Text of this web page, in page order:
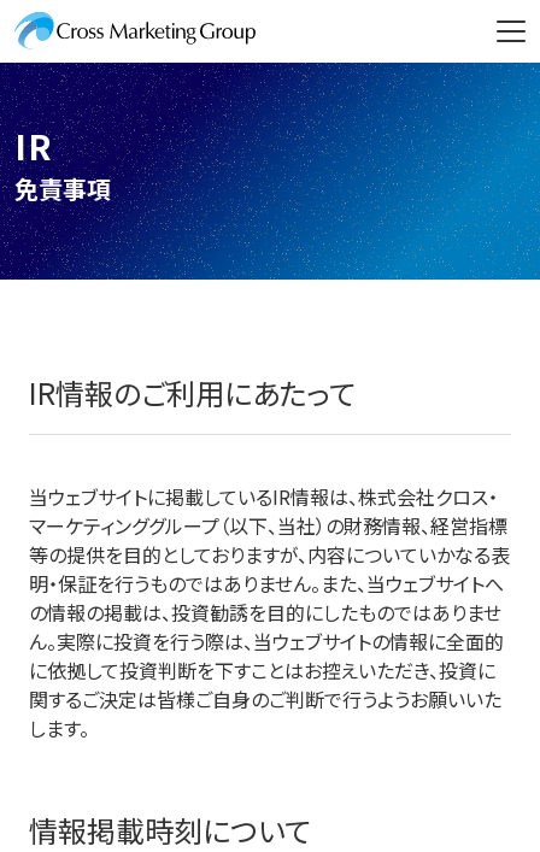
IR
免責事項
IR情報のご利用にあたって
当ウェブサイトに掲載しているIR情報は、株式会社クロス・
マーケティンググループ（以下、当社）の財務情報、経営指標
等の提供を目的としておりますが、内容についていかなる表
明・保証を行うものではありません。また、当ウェブサイトへ
の情報の掲載は、投資勧誘を目的にしたものではありませ
ん。実際に投資を行う際は、当ウェブサイトの情報に全面的
に依拠して投資判断を下すことはお控えいただき、投資に
関するご決定は皆様ご自身のご判断で行うようお願いいた
します。
情報掲載時刻について